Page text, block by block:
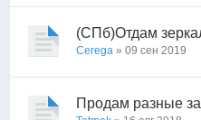
(СПб)Отдам
Cerega » 09 сен 2019
Продам разные